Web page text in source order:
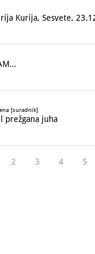
Kurija, Sesvete,
[suradnik]
prežgana juha
2 3 4 5